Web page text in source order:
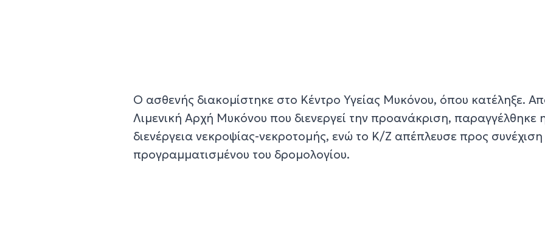
Ο ασθενής διακομίστηκε στο Κέντρο Υγείας Μυκόνου, όπου κατέληξε.
Λιμενική Αρχή Μυκόνου που διενεργεί την προανάκριση, παραγγέλθηκε
διενέργεια νεκροψίας-νεκροτομής, ενώ το Κ/Ζ απέπλευσε προς συνέχιση
προγραμματισμένου του δρομολογίου.